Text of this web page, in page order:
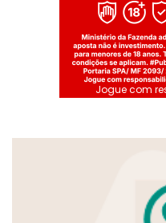
Jogue com